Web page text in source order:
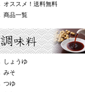
オススメ！送料無料
商品一覧
しょうゆ
みそ
つゆ